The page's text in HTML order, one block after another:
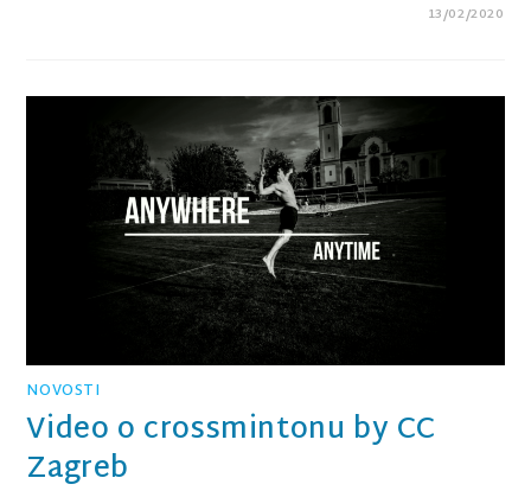
13/02/2020
NOVOSTI
Video o crossmintonu by CC
Zagreb